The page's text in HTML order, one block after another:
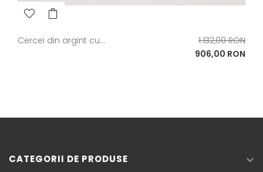
Cercei din argint cu...
Pret
de
1.132,00 RON
Pret
906,00 RON
CATEGORII DE PRODUSE 